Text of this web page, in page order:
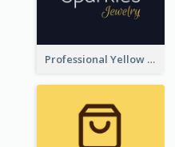
Professional Yellow And White Sparkles Jewelry Logo